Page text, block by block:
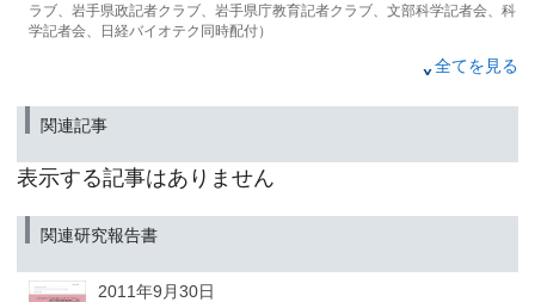
ラブ、岩手県政記者クラブ、岩手県庁教育記者クラブ、文部科学記者会、科
学記者会、日経バイオテク同時配付）
：緑藻ボルボックスの非モデル種の全ゲノム解析で解明
ブ同時配付）
福島第一原発近傍で観察された巻貝の生殖異常のメカニズ
— 神経ペプチド遺伝子の発現低下と発現調節スイッチの異
常による可能性 —
全てを見る
関連記事
表示する記事はありません
関連研究報告書
2011年9月30日